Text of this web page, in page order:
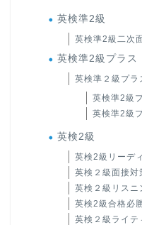
英検準2級
英検準2級二次
英検準2級プラス
英検準２級プラ
英検準2級
英検準2級
英検2級
英検2級リーデ
英検２級面接対
英検２級リスニ
英検2級合格必
英検２級ライテ